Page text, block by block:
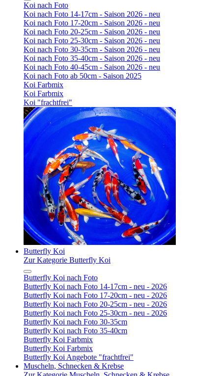
Koi nach Foto
Koi nach Foto 14-17cm - Saison 2026 - neu
Koi nach Foto 17-20cm - Saison 2026 - neu
Koi nach Foto 20-25cm - Saison 2026 - neu
Koi nach Foto 25-30cm - Saison 2026 - neu
Koi nach Foto 30-35cm - Saison 2026 - neu
Koi nach Foto 35-40cm - Saison 2026 - neu
Koi nach Foto 40-45cm - Saison 2026 - neu
Koi nach Foto ab 50cm - Saison 2025
Koi Farbmix
Koi Farbmix
Koi "frachtfrei"
Butterfly Koi
Zur Kategorie Butterfly Koi
Butterfly Koi nach Foto
Butterfly Koi nach Foto 14-17cm - neu - 2026
Butterfly Koi nach Foto 17-20cm - neu - 2026
Butterfly Koi nach Foto 20-25cm - neu - 2026
Butterfly Koi nach Foto 25-30cm - neu - 2026
Butterfly Koi nach Foto 30-35cm
Butterfly Koi nach Foto 35-40cm
Butterfly Koi Farbmix
Butterfly Koi Farbmix
Butterfly Koi Angebote "frachtfrei"
Muscheln, Schnecken & Krebse